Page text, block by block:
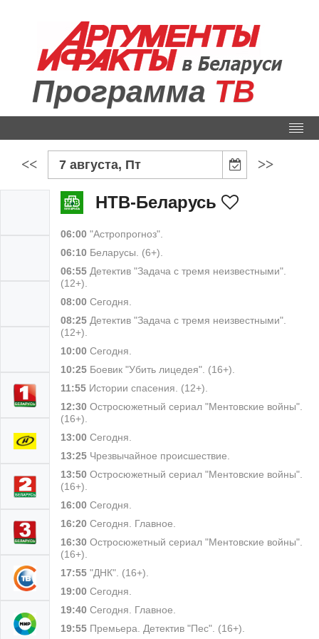
Программа ТВ
<< 7 августа, Пт >>
НТВ-Беларусь
06:00 "Астропрогноз".
06:10 Беларусы. (6+).
06:55 Детектив "Задача с тремя неизвестными".
(12+).
08:00 Сегодня.
08:25 Детектив "Задача с тремя неизвестными".
(12+).
10:00 Сегодня.
10:25 Боевик "Убить лицедея". (16+).
11:55 Истории спасения. (12+).
12:30 Остросюжетный сериал "Ментовские войны".
(16+).
13:00 Сегодня.
13:25 Чрезвычайное происшествие.
13:50 Остросюжетный сериал "Ментовские войны".
(16+).
16:00 Сегодня.
16:20 Сегодня. Главное.
16:30 Остросюжетный сериал "Ментовские войны".
(16+).
17:55 "ДНК". (16+).
19:00 Сегодня.
19:40 Сегодня. Главное.
19:55 Премьера. Детектив "Пес". (16+).